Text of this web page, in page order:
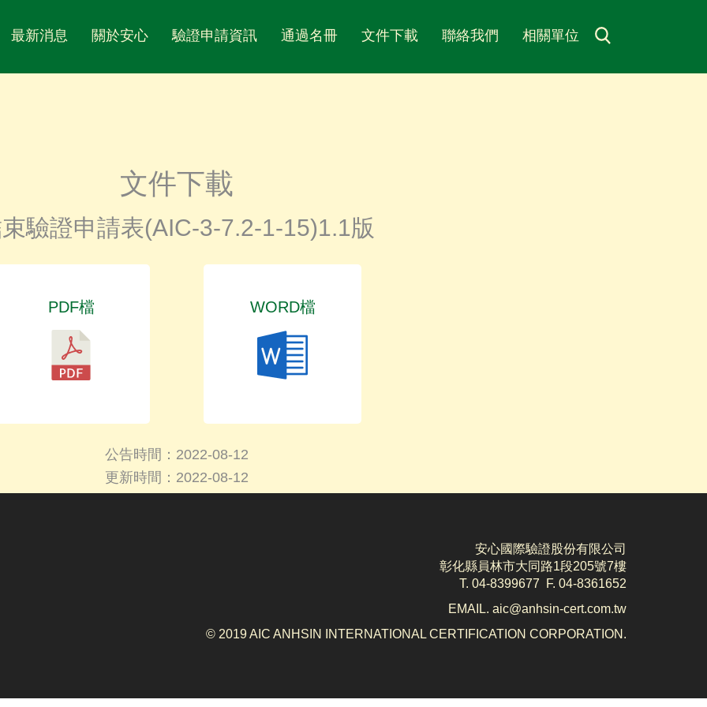
最新消息 關於安心 驗證申請資訊 通過名冊 文件下載 聯絡我們 相關單位
文件下載
驗證申請表(AIC-3-7.2-1-15)1.1版
PDF檔 WORD檔
公告時間：2022-08-12
更新時間：2022-08-12
安心國際驗證股份有限公司
彰化縣員林市大同路1段205號7樓
T. 04-8399677 F. 04-8361652
EMAIL. aic@anhsin-cert.com.tw
© 2019 AIC ANHSIN INTERNATIONAL CERTIFICATION CORPORATION.